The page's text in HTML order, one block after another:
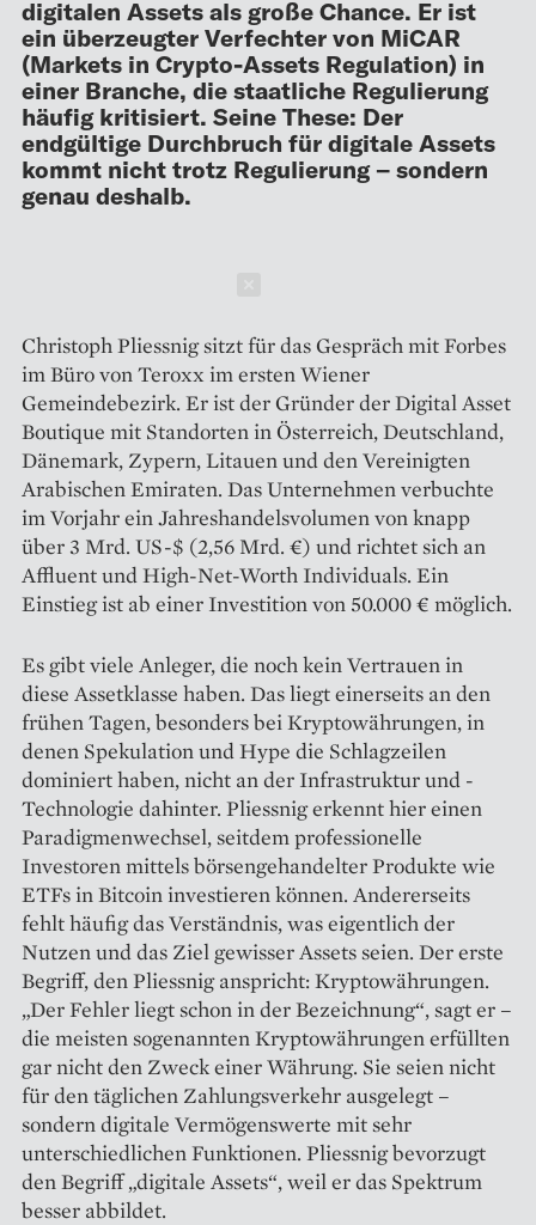
digitalen Assets als große Chance. Er ist
ein überzeugter Verfechter von MiCAR
(Markets in Crypto-Assets Regulation) in
einer Branche, die staatliche Regulierung
häufig kritisiert. Seine These: Der
endgültige Durchbruch für digitale Assets
kommt nicht trotz Regulierung – sondern
genau deshalb.
Christoph Pliessnig sitzt für das Gespräch mit Forbes
im Büro von Teroxx im ersten Wiener
Gemeindebezirk. Er ist der Gründer der Digital Asset
Boutique mit Standorten in Österreich, Deutschland,
Dänemark, Zypern, Litauen und den Vereinigten
Arabischen Emiraten. Das Unternehmen verbuchte
im Vorjahr ein Jahreshandelsvolumen von knapp
über 3 Mrd. US-$ (2,56 Mrd. €) und richtet sich an
Affluent und High-Net-Worth Individuals. Ein
Einstieg ist ab einer Investition von 50.000 € möglich.
Es gibt viele Anleger, die noch kein Vertrauen in
diese Assetklasse haben. Das liegt einerseits an den
frühen Tagen, besonders bei Kryptowährungen, in
denen Spekulation und Hype die Schlagzeilen
dominiert haben, nicht an der Infrastruktur und ­
Technologie dahinter. Pliessnig erkennt hier einen
Paradigmenwechsel, seitdem professionelle
Investoren mittels börsengehandelter Produkte wie
ETFs in Bitcoin investieren können. Anderer­seits
fehlt häufig das Verständnis, was eigentlich der
Nutzen und das Ziel gewisser Assets seien. Der erste
Begriff, den Pliessnig anspricht: Krypto­währungen.
„Der Fehler liegt schon in der Bezeichnung“, sagt er –
die meisten sogenannten Kryptowährungen erfüllten
gar nicht den Zweck einer Währung. Sie seien nicht
für den täglichen Zahlungs­verkehr ausgelegt –
sondern digitale Vermögenswerte mit sehr
unterschiedlichen Funktionen. Pliessnig bevorzugt
den Begriff „digi­tale Assets“, weil er das Spektrum
besser abbildet.